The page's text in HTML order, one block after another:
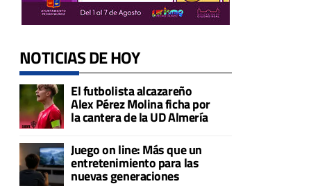
NOTICIAS DE HOY
El futbolista alcazareño
Alex Pérez Molina ficha por
la cantera de la UD Almería
Juego on line: Más que un
entretenimiento para las
nuevas generaciones